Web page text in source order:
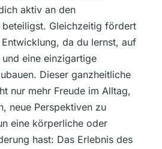
aktiv an den
beteiligst. Gleichzeitig fördert
da du lernst, auf
eine einzigartige
Dieser ganzheitliche
nur mehr Freude im Alltag,
neue Perspektiven zu
eine körperliche oder
hast: Das Erlebnis des